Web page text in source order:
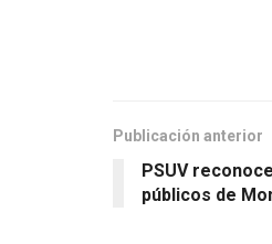
Publicación anterior
PSUV
públicos de